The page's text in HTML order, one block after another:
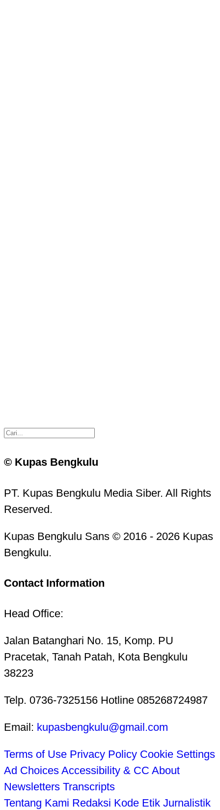
© Kupas Bengkulu
PT. Kupas Bengkulu Media Siber. All Rights
Reserved.
Kupas Bengkulu Sans © 2016 - 2026 Kupas
Bengkulu.
Contact Information
Head Office:
Jalan Batanghari No. 15, Komp. PU
Pracetak, Tanah Patah, Kota Bengkulu
38223
Telp. 0736-7325156 Hotline 085268724987
Email: kupasbengkulu@gmail.com
Terms of Use Privacy Policy Cookie Settings
Ad Choices Accessibility & CC About
Newsletters Transcripts
Tentang Kami Redaksi Kode Etik Jurnalistik